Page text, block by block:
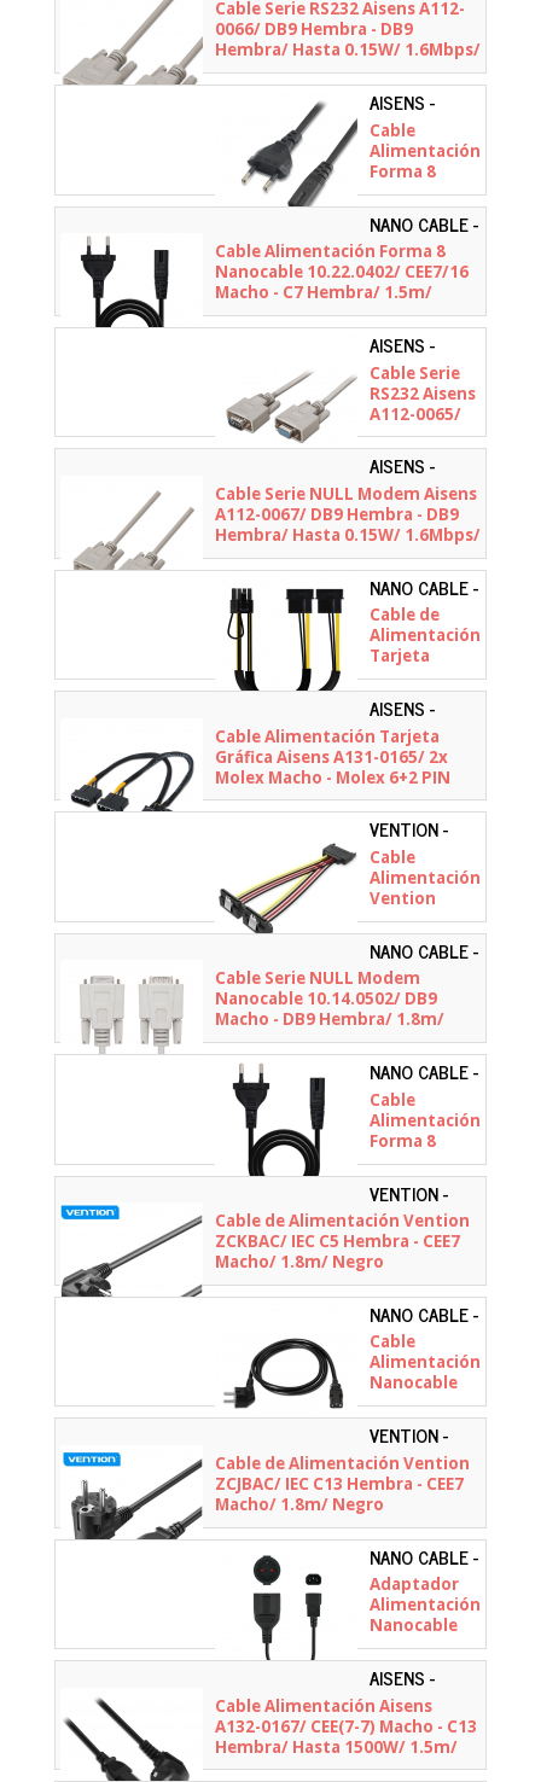
Hembra/
Hasta 54W/
20cm/ Negro
Cable Serie RS232 Aisens A112-
0066/ DB9 Hembra - DB9
Hembra/ Hasta 0.15W/ 1.6Mbps/
1.8m/ Beige
AISENS -
A132-0173
Cable
Alimentación
Forma 8
Aisens A132-
0173/
CEE7/16
Macho - C7
Hembra/
Hasta
1500W/
1.5m/ Negro
NANO CABLE -
10.22.0402
Cable Alimentación Forma 8
Nanocable 10.22.0402/ CEE7/16
Macho - C7 Hembra/ 1.5m/
Negro
AISENS -
A112-0065
Cable Serie
RS232 Aisens
A112-0065/
DB9 Macho -
DB9 Hembra/
Hasta 0.15W/
1.6Mbps/
1.8m/ Beige
AISENS -
A112-0067
Cable Serie NULL Modem Aisens
A112-0067/ DB9 Hembra - DB9
Hembra/ Hasta 0.15W/ 1.6Mbps/
1.8m/ Beige
NANO CABLE -
10.19.1201
Cable de
Alimentación
Tarjeta
Gráfica
Nanocable
10.19.1201/
2x Molex
Macho - 6+2
PIN Macho/
20cm
AISENS -
A131-0165
Cable Alimentación Tarjeta
Gráfica Aisens A131-0165/ 2x
Molex Macho - Molex 6+2 PIN
Macho/ Hasta 54W/ 20cm
VENTION -
KDBBB
Cable
Alimentación
Vention
KDBBB/ SATA
Macho - 2x
SATA
Hembra/
15cm/ Negro
NANO CABLE -
10.14.0502
Cable Serie NULL Modem
Nanocable 10.14.0502/ DB9
Macho - DB9 Hembra/ 1.8m/
Beige
NANO CABLE -
10.22.0402-
L200
Cable
Alimentación
Forma 8
Nanocable
10.22.0402-
L200/
CEE7/16
Macho - C7
Hembra/ 2m/
Negro
VENTION -
ZCKBAC
Cable de Alimentación Vention
ZCKBAC/ IEC C5 Hembra - CEE7
Macho/ 1.8m/ Negro
NANO CABLE -
10.22.0102
Cable
Alimentación
Nanocable
10.22.0102/
Schuko
Macho - C13
Hembra/
1.5m/ Negro
VENTION -
ZCJBAC
Cable de Alimentación Vention
ZCJBAC/ IEC C13 Hembra - CEE7
Macho/ 1.8m/ Negro
NANO CABLE -
10.22.0901
Adaptador
Alimentación
Nanocable
10.22.0901/
C14 Macho -
CEE7
Hembra/
25cm/ Negro
AISENS -
A132-0167
Cable Alimentación Aisens
A132-0167/ CEE(7-7) Macho - C13
Hembra/ Hasta 1500W/ 1.5m/
Negro